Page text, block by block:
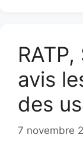
avis
des
7 novembre